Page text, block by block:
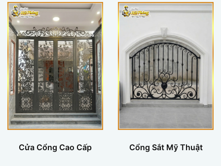
Cửa Cổng Cao Cấp Cổng Sắt Mỹ Thuật